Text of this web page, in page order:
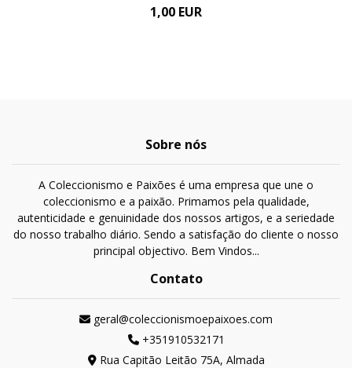
1,00 EUR
Sobre nós
A Coleccionismo e Paixões é uma empresa que une o
coleccionismo e a paixão. Primamos pela qualidade,
autenticidade e genuinidade dos nossos artigos, e a seriedade
do nosso trabalho diário. Sendo a satisfação do cliente o nosso
principal objectivo. Bem Vindos...
Contato
geral@coleccionismoepaixoes.com
+351910532171
Rua Capitão Leitão 75A, Almada